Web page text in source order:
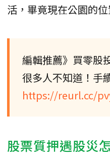
活，畢竟現在公園的位
編輯推薦》買零股
很多人不知道！手
https://reurl.cc/
股票質押遇股災